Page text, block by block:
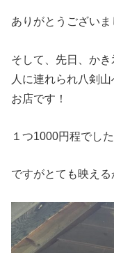
ありがとうございま
そして、先日、か
人に連れられ八剣
お店です！
１つ1000円程でした
ですがとても映え